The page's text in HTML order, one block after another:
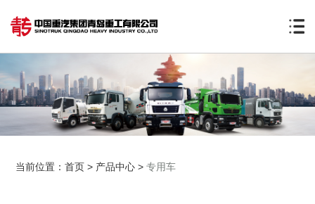
当前位置：首页 > 产品中心 >专用车